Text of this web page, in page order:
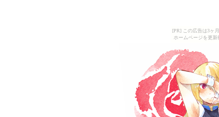
[PR] この広告は3ヶ
ホームページを更